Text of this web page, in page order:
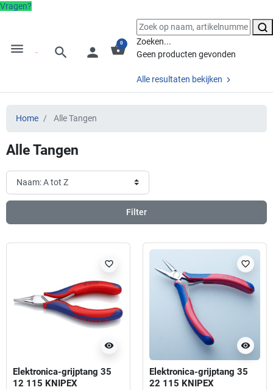
Vragen?
menu search person shopping_basket
0
Zoeken...
Geen producten gevonden
Alle resultaten bekijken
Home Alle Tangen
Alle Tangen
Filter
visibility
favorite_border
Elektronica-grijptang 35
12 115 KNIPEX
visibility
favorite_border
Elektronica-grijptang 35
22 115 KNIPEX